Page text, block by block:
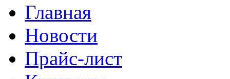
Главная
Новости
Прайс-лист